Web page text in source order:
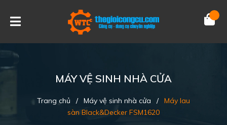
MÁY VỆ SINH NHÀ CỬA
Trang chủ / Máy vệ sinh nhà cửa / Máy lau
sàn Black&Decker FSM1620